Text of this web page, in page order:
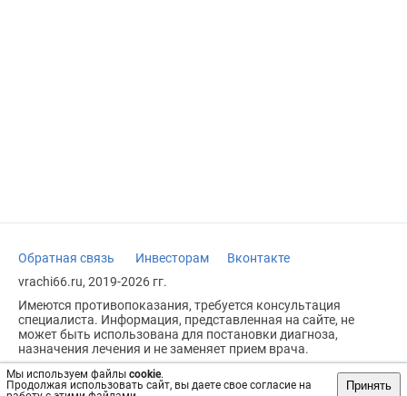
Мы используем файлы cookie.
Продолжая использовать сайт, вы даете свое согласие на
Принять
Обратная связь Инвесторам
Вконтакте
vrachi66.ru, 2019-2026 гг.
Имеются противопоказания, требуется консультация
специалиста. Информация, представленная на сайте, не
может быть использована для постановки диагноза,
назначения лечения и не заменяет прием врача.
Возрастное ограничение: 18+